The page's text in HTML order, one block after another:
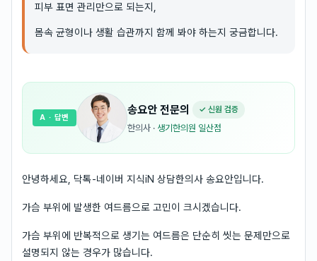
피부 표면 관리만으로 되는지,
몸속 균형이나 생활 습관까지 함께 봐야 하는지 궁금합니다.
송요안 전문의 ✓ 신원 검증
한의사 · 생기한의원 일산점
A · 답변
안녕하세요, 닥톡-네이버 지식iN 상담한의사 송요안입니다.
가슴 부위에 발생한 여드름으로 고민이 크시겠습니다.
가슴 부위에 반복적으로 생기는 여드름은 단순히 씻는 문제만으로
설명되지 않는 경우가 많습니다.